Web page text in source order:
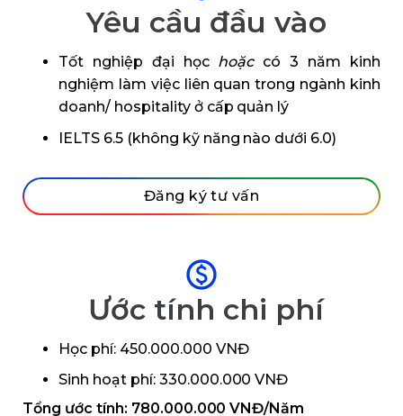
Yêu cầu đầu vào
Tốt nghiệp đại học hoặccó 3 năm kinh
nghiệm làm việc liên quan trong ngành kinh
doanh/ hospitality ở cấp quản lý
IELTS 6.5 (không kỹ năng nào dưới 6.0)
Đăng ký tư vấn
Ước tính chi phí
Học phí: 450.000.000 VNĐ
Sinh hoạt phí: 330.000.000 VNĐ
Tổng ước tính: 780.000.000 VNĐ/Năm